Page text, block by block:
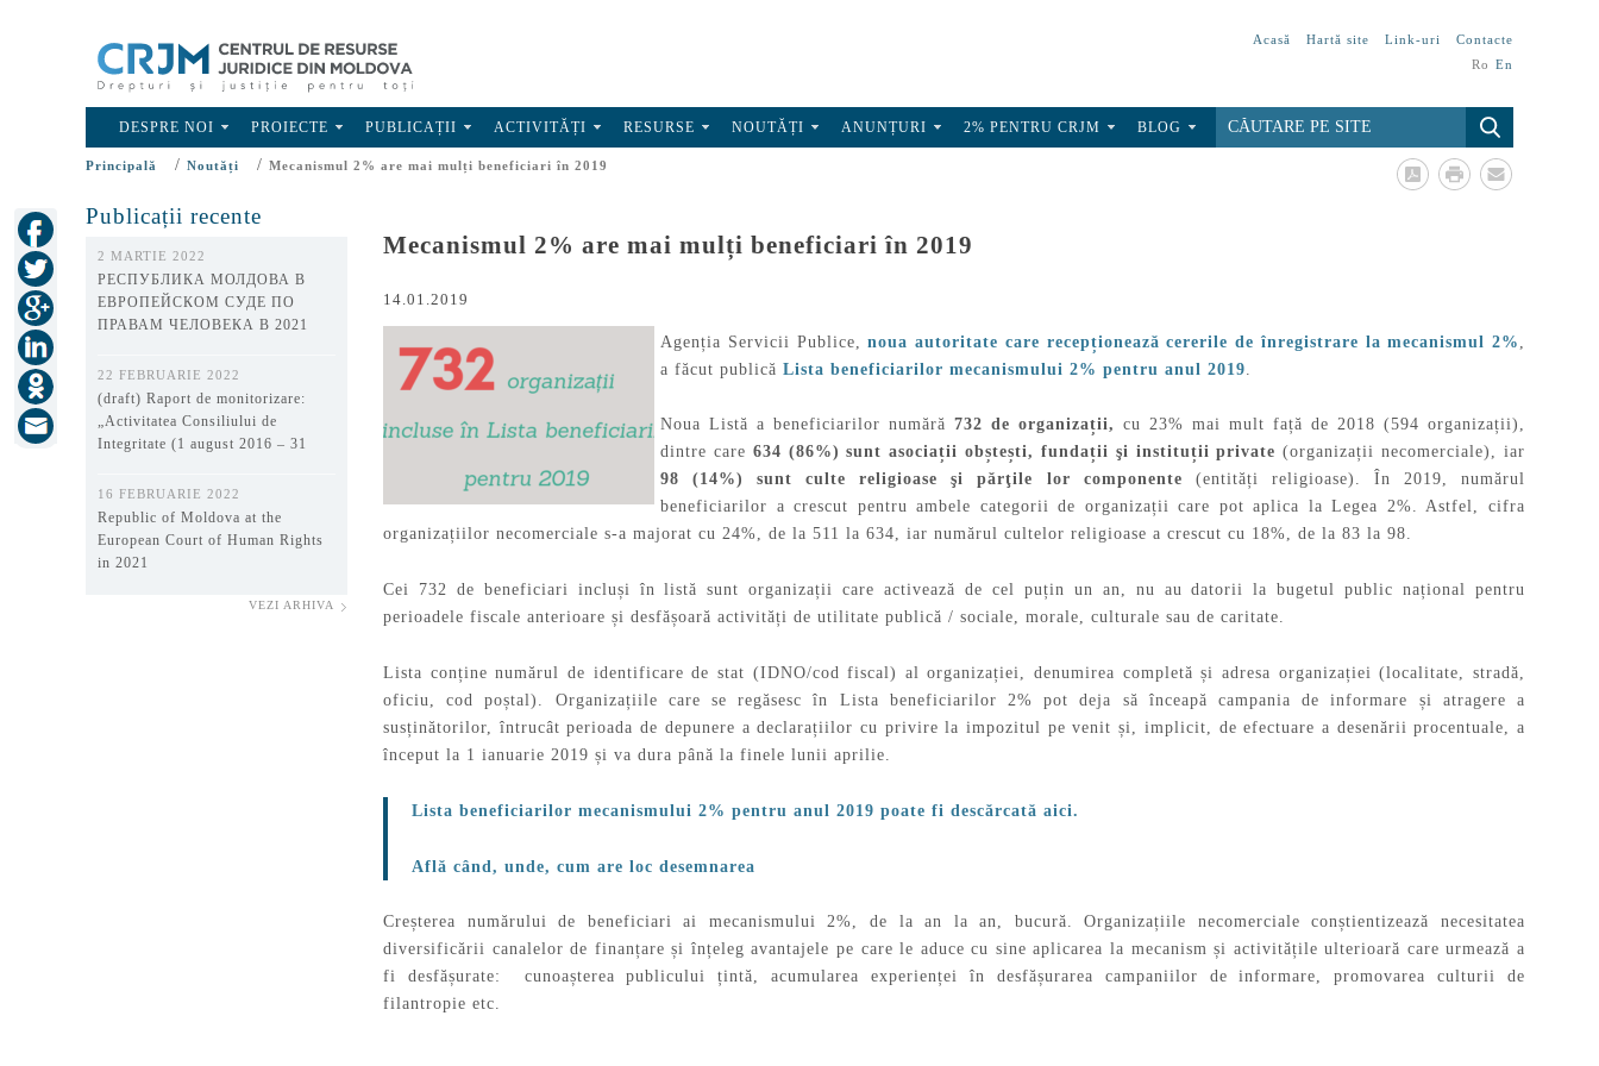
Acasă Hartă site Link-uri
Contacte
Ro En
DESPRE NOI PROIECTE PUBLICAȚII ACTIVITĂȚI RESURSE NOUTĂȚI ANUNȚURI 2% PENTRU CRJM BLOG
Principală / Noutăți / Mecanismul 2% are mai mulți beneficiari în 2019
Publicații recente
2 MARTIE 2022
РЕСПУБЛИКА МОЛДОВА В
ЕВРОПЕЙСКОМ СУДЕ ПО
ПРАВАМ ЧЕЛОВЕКА В 2021
22 FEBRUARIE 2022
(draft) Raport de monitorizare:
„Activitatea Consiliului de
Integritate (1 august 2016 – 31
16 FEBRUARIE 2022
Republic of Moldova at the
European Court of Human Rights
in 2021
VEZI ARHIVA
Mecanismul 2% are mai mulți beneficiari în 2019
14.01.2019
Agenția Servicii Publice,noua autoritate care recepționează cererile de înregistrare la mecanismul 2%
a făcut publică Lista beneficiarilor mecanismului 2% pentru anul 2019
Noua Listă a beneficiarilor numără 732 de organizații, cu 23% mai mult față de 2018 (594 organizații),
dintre care 634 (86%) sunt asociații obștești, fundații şi instituții private(organizații necomerciale), iar
98 (14%) sunt culte religioase şi părţile lor componente (entități religioase). În 2019, numărul
beneficiarilor a crescut pentru ambele categorii de organizații care pot aplica la Legea 2%. Astfel, cifra
organizațiilor necomerciale s-a majorat cu 24%, de la 511 la 634, iar numărul cultelor religioase a crescut cu 18%, de la 83 la 98.
Cei 732 de beneficiari incluși în listă sunt organizații care activează de cel puțin un an, nu au datorii la bugetul public național pentru
perioadele fiscale anterioare și desfășoară activități de utilitate publică / sociale, morale, culturale sau de caritate.
Lista conține numărul de identificare de stat (IDNO/cod fiscal) al organizației, denumirea completă și adresa organizației (localitate, stradă,
oficiu, cod poștal). Organizațiile care se regăsesc în Lista beneficiarilor 2% pot deja să înceapă campania de informare și atragere a
susținătorilor, întrucât perioada de depunere a declarațiilor cu privire la impozitul pe venit și, implicit, de efectuare a desenării procentuale, a
început la 1 ianuarie 2019 și va dura până la finele lunii aprilie.
Lista beneficiarilor mecanismului 2% pentru anul 2019 poate fi descărcată aici.
Află când, unde, cum are loc desemnarea
Creșterea numărului de beneficiari ai mecanismului 2%, de la an la an, bucură. Organizațiile necomerciale conștientizează necesitatea
diversificării canalelor de finanțare și înțeleg avantajele pe care le aduce cu sine aplicarea la mecanism și activitățile ulterioară care urmează a
fi desfășurate: cunoașterea publicului țintă, acumularea experienței în desfășurarea campaniilor de informare, promovarea culturii de
filantropie etc.